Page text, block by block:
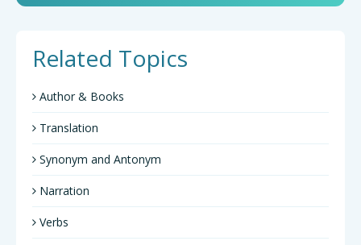
Related Topics
Author & Books
Translation
Synonym and Antonym
Narration
Verbs